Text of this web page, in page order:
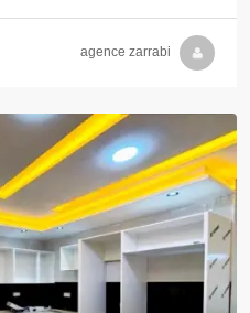
agence zarrabi